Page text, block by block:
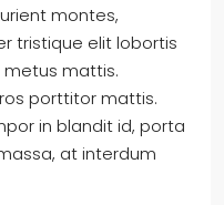
montes,
tristique elit lobortis
metus mattis.
porttitor mattis.
in blandit id, porta
at interdum